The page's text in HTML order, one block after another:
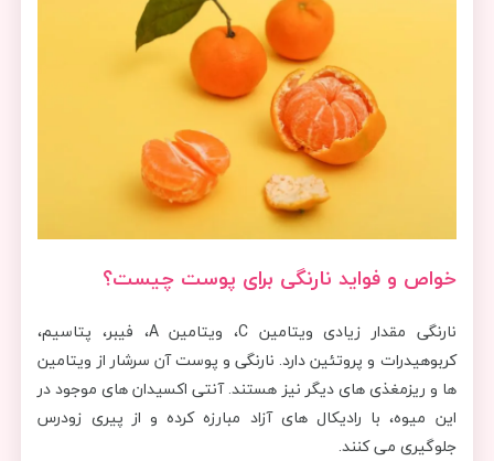
خواص و فواید نارنگی برای پوست چیست؟
نارنگی‌ مقدار زیادی ویتامین C، ​​ویتامین A، فیبر، پتاسیم،
کربوهیدرات و پروتئین دارد. نارنگی و پوست آن سرشار از ویتامین‌
ها و ریزمغذی ‌های دیگر نیز هستند. آنتی اکسیدان های موجود در
این میوه، با رادیکال های آزاد مبارزه کرده و از پیری زودرس
جلوگیری می کنند.